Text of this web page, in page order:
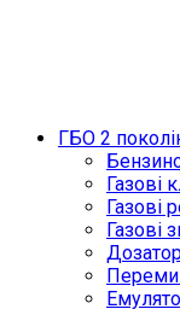
ГБО 2
Газові
Газові
Газові